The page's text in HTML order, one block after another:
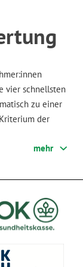
vier schnellsten
zu einer
der
IN
mehr